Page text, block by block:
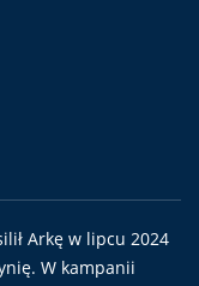
Arkę w lipcu 2024
W kampanii